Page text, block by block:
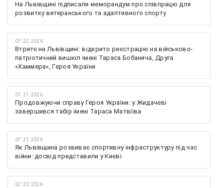
На Львівщині підписали меморандум про співпрацю для
розвитку ветеранського та адаптивного спорту
07.22.2026
Втретє на Львівщині: відкрито реєстрацію на військово-
патріотичний вишкіл імені Тараса Бобанича, Друга
«Хаммера», Героя України
07.21.2026
Продовжуючи справу Героя України: у Жидачеві
завершився табір імені Тараса Матвіїва
07.21.2026
Як Львівщина розвиває спортивну інфраструктуру під час
війни: досвід представили у Києві
07.20.2026